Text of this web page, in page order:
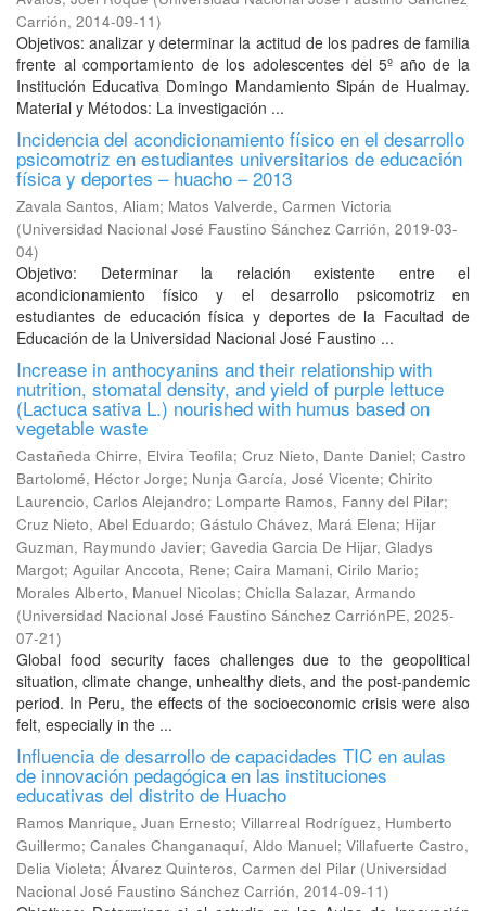
Carrión, 2014-09-11)
Objetivos: analizar y determinar la actitud de los padres de familia
frente al comportamiento de los adolescentes del 5º año de la
Institución Educativa Domingo Mandamiento Sipán de Hualmay.
Material y Métodos: La investigación ...
Incidencia del acondicionamiento físico en el desarrollo
psicomotriz en estudiantes universitarios de educación
física y deportes – huacho – 2013
Zavala Santos, Aliam; Matos Valverde, Carmen Victoria
(Universidad Nacional José Faustino Sánchez Carrión, 2019-03-
04)
Objetivo: Determinar la relación existente entre el
acondicionamiento físico y el desarrollo psicomotriz en
estudiantes de educación física y deportes de la Facultad de
Educación de la Universidad Nacional José Faustino ...
Increase in anthocyanins and their relationship with
nutrition, stomatal density, and yield of purple lettuce
(Lactuca sativa L.) nourished with humus based on
vegetable waste
Castañeda Chirre, Elvira Teofila; Cruz Nieto, Dante Daniel; Castro
Bartolomé, Héctor Jorge; Nunja García, José Vicente; Chirito
Laurencio, Carlos Alejandro; Lomparte Ramos, Fanny del Pilar;
Cruz Nieto, Abel Eduardo; Gástulo Chávez, Mará Elena; Hijar
Guzman, Raymundo Javier; Gavedia Garcia De Hijar, Gladys
Margot; Aguilar Anccota, Rene; Caira Mamani, Cirilo Mario;
Morales Alberto, Manuel Nicolas; Chiclla Salazar, Armando
(Universidad Nacional José Faustino Sánchez CarriónPE, 2025-
07-21)
Global food security faces challenges due to the geopolitical
situation, climate change, unhealthy diets, and the post-pandemic
period. In Peru, the effects of the socioeconomic crisis were also
felt, especially in the ...
Influencia de desarrollo de capacidades TIC en aulas
de innovación pedagógica en las instituciones
educativas del distrito de Huacho
Ramos Manrique, Juan Ernesto; Villarreal Rodríguez, Humberto
Guillermo; Canales Changanaquí, Aldo Manuel; Villafuerte Castro,
Delia Violeta; Álvarez Quinteros, Carmen del Pilar (Universidad
Nacional José Faustino Sánchez Carrión, 2014-09-11)